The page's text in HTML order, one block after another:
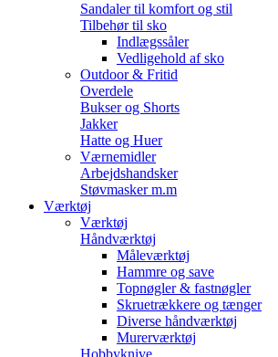
Sandaler til komfort og stil
Tilbehør til sko
Indlægssåler
Vedligehold af sko
Outdoor & Fritid
Overdele
Bukser og Shorts
Jakker
Hatte og Huer
Værnemidler
Arbejdshandsker
Støvmasker m.m
Værktøj
Værktøj
Håndværktøj
Måleværktøj
Hammre og save
Topnøgler & fastnøgler
Skruetrækkere og tænger
Diverse håndværktøj
Murerværktøj
Hobbyknive